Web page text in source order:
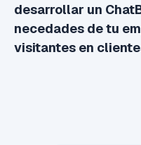
desarrollar un
necedades de tu
visitantes en